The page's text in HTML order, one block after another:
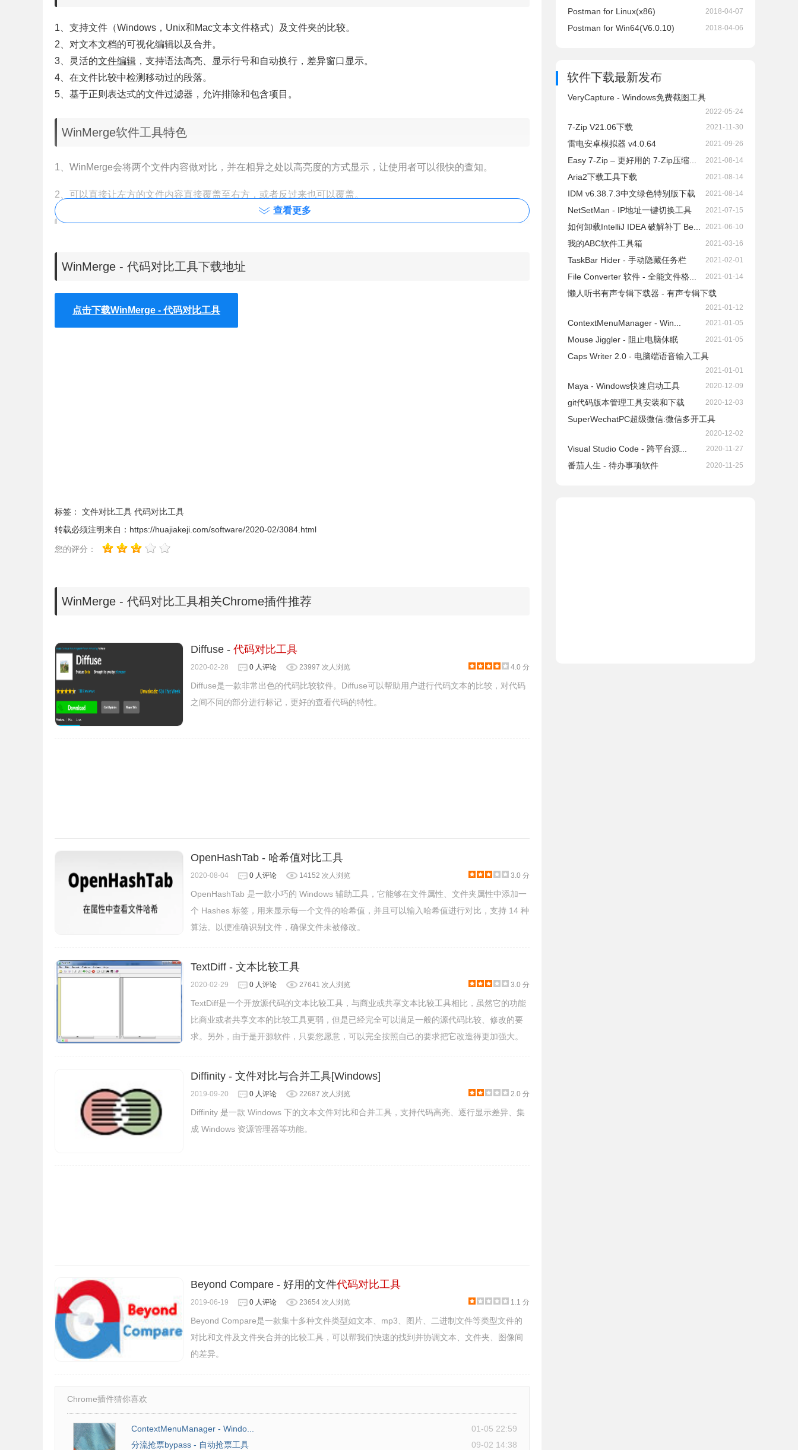
1、支持文件（Windows，Unix和Mac文本文件格式）及文件夹的比较。
2、对文本文档的可视化编辑以及合并。
3、灵活的文件编辑 ，支持语法高亮、显示行号和自动换行，差异窗口显示。
4、在文件比较中检测移动过的段落。
5、基于正则表达式的文件过滤器，允许排除和包含项目。
WinMerge软件工具特色
1、WinMerge会将两个文件内容做对比，并在相异之处以高亮度的方式显示，让使用者可以很快的查知。
2、可以直接让左方的文件内容直接覆盖至右方，或者反过来也可以覆盖。
1、双击应用程序选项后打开如图所示的应用向导界面，直接点击下一步按钮继续。
2、然后到了这个界面，认真阅读后，点击下一步（即表示同意文字内容哦）
查看更多
WinMerge - 代码对比工具下载地址
点击下载WinMerge - 代码对比工具
标签： 文件对比工具 代码对比工具
转载必须注明来自： https://huajiakeji.com/software/2020-02/3084.html
您的评分：
WinMerge - 代码对比工具相关Chrome插件推荐
Diffuse - 代码对比工具
2020-02-28 0 人评论 23997 次人浏览 4.0 分
Diffuse是一款非常出色的代码比较软件。Diffuse可以帮助用户进行代码文本的比较，对代码
之间不同的部分进行标记，更好的查看代码的特性。
OpenHashTab - 哈希值对比工具
2020-08-04 0 人评论 14152 次人浏览 3.0 分
OpenHashTab 是一款小巧的 Windows 辅助工具，它能够在文件属性、文件夹属性中添加一
个 Hashes 标签，用来显示每一个文件的哈希值，并且可以输入哈希值进行对比，支持 14 种
算法。以便准确识别文件，确保文件未被修改。
TextDiff - 文本比较工具
2020-02-29 0 人评论 27641 次人浏览 3.0 分
TextDiff是一个开放源代码的文本比较工具，与商业或共享文本比较工具相比，虽然它的功能
比商业或者共享文本的比较工具更弱，但是已经完全可以满足一般的源代码比较、修改的要
求。另外，由于是开源软件，只要您愿意，可以完全按照自己的要求把它改造得更加强大。
Diffinity - 文件对比与合并工具[Windows]
2019-09-20 0 人评论 22687 次人浏览 2.0 分
Diffinity 是一款 Windows 下的文本文件对比和合并工具，支持代码高亮、逐行显示差异、集
成 Windows 资源管理器等功能。
Beyond Compare - 好用的文件代码对比工具
2019-06-19 0 人评论 23654 次人浏览 1.1 分
Beyond Compare是一款集十多种文件类型如文本、mp3、图片、二进制文件等类型文件的
对比和文件及文件夹合并的比较工具，可以帮我们快速的找到并协调文本、文件夹、图像间
的差异。
Chrome插件猜你喜欢
ContextMenuManager - Windo...
01-05 22:59
分流抢票bypass - 自动抢票工具
09-02 14:38
Postman for Linux(x86) 2018-04-07
Postman for Win64(V6.0.10) 2018-04-06
软件下载最新发布
VeryCapture - Windows免费截图工具
2022-05-24
7-Zip V21.06下载 2021-11-30
雷电安卓模拟器 v4.0.64 2021-09-26
Easy 7-Zip – 更好用的 7-Zip压缩... 2021-08-14
Aria2下载工具下载 2021-08-14
IDM v6.38.7.3中文绿色特别版下载 2021-08-14
NetSetMan - IP地址一键切换工具 2021-07-15
如何卸载IntelliJ IDEA 破解补丁 Be... 2021-06-10
我的ABC软件工具箱 2021-03-16
TaskBar Hider - 手动隐藏任务栏 2021-02-01
File Converter 软件 - 全能文件格... 2021-01-14
懒人听书有声专辑下载器 - 有声专辑下载
2021-01-12
ContextMenuManager - Win... 2021-01-05
Mouse Jiggler - 阻止电脑休眠 2021-01-05
Caps Writer 2.0 - 电脑端语音输入工具
2021-01-01
Maya - Windows快速启动工具 2020-12-09
git代码版本管理工具安装和下载 2020-12-03
SuperWechatPC超级微信:微信多开工具
2020-12-02
Visual Studio Code - 跨平台源... 2020-11-27
番茄人生 - 待办事项软件 2020-11-25